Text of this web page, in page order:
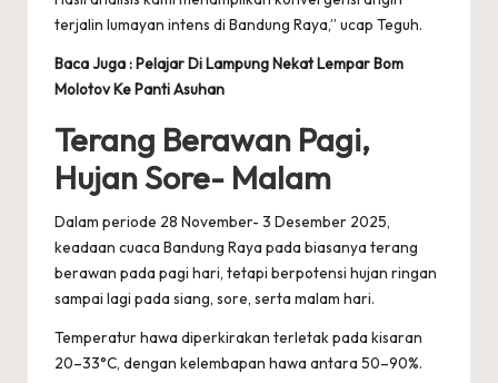
terjalin lumayan intens di Bandung Raya,” ucap Teguh.
Baca Juga :Pelajar Di Lampung Nekat Lempar Bom
Molotov Ke Panti Asuhan
Terang Berawan Pagi,
Hujan Sore- Malam
Dalam periode 28 November- 3 Desember 2025,
keadaan cuaca Bandung Raya pada biasanya terang
berawan pada pagi hari, tetapi berpotensi hujan ringan
sampai lagi pada siang, sore, serta malam hari.
Temperatur hawa diperkirakan terletak pada kisaran
20–33°C, dengan kelembapan hawa antara 50–90%.